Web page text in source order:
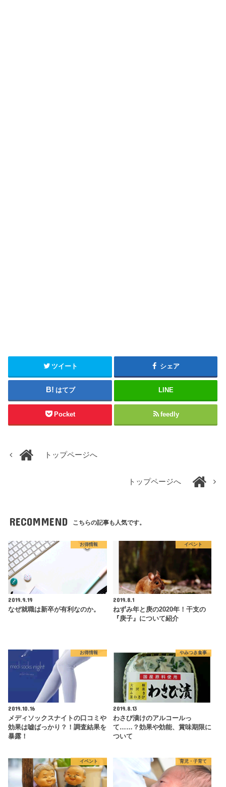
ツイート シェア
はてブ LINE
Pocket feedly
トップページへ
トップページへ
RECOMMEND こちらの記事も人気です。
お得情報
2019.9.19
なぜ就職は新卒が有利なのか。
イベント
2019.8.1
ねずみ年と庚の2020年！干支の
『庚子』について紹介
お得情報
2019.10.16
メディソックスナイトの口コミや
効果は嘘ばっかり？！調査結果を
暴露！
やみつき食事
2019.8.13
わさび漬けのアルコールっ
て……？効果や効能、賞味期限に
ついて
イベント 育児・子育て